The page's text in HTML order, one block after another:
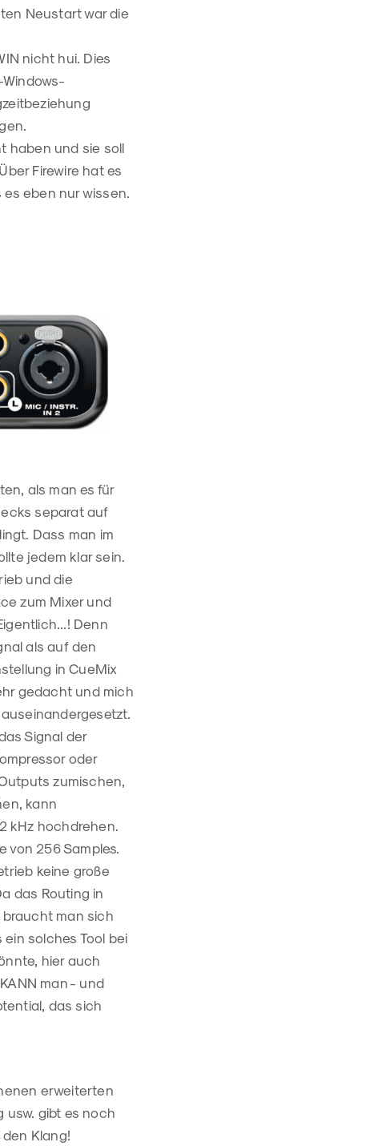
Neustart war die
nicht hui. Dies
haben und sie soll
Firewire hat es
eben nur wissen.
als man es für
separat auf
Dass man im
jedem klar sein.
und die
zum Mixer und
Denn
als auf den
in CueMix
gedacht und mich
Signal der
oder
zumischen,
kann
kHz hochdrehen.
von 256 Samples.
keine große
das Routing in
man sich
solches Tool bei
hier auch
man - und
das sich
erweiterten
usw. gibt es noch
Klang!